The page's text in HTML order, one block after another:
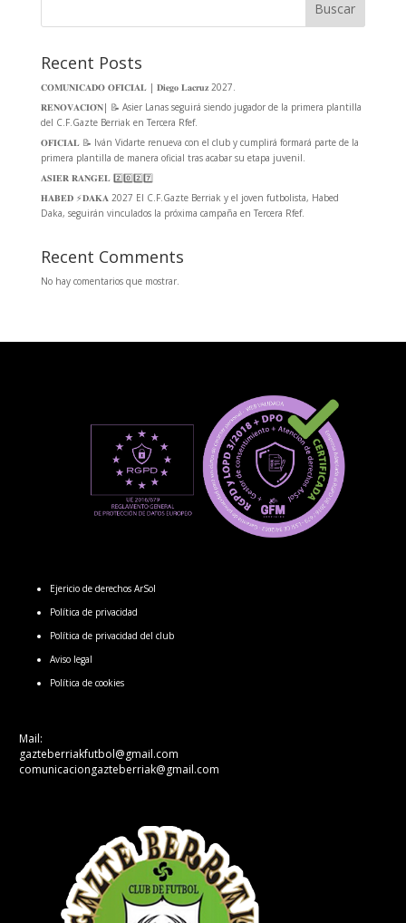
Buscar
Recent Posts
𝐂𝐎𝐌𝐔𝐍𝐈𝐂𝐀𝐃𝐎 𝐎𝐅𝐈𝐂𝐈𝐀𝐋 | 𝐃𝐢𝐞𝐠𝐨 𝐋𝐚𝐜𝐫𝐮𝐳 2027.
𝐑𝐄𝐍𝐎𝐕𝐀𝐂𝐈𝐎́𝐍| 📝 Asier Lanas seguirá siendo jugador de la primera plantilla
del C.F.Gazte Berriak en Tercera Rfef.
𝐎𝐅𝐈𝐂𝐈𝐀𝐋 📝 Iván Vidarte renueva con el club y cumplirá formará parte de la
primera plantilla de manera oficial tras acabar su etapa juvenil.
𝐀𝐒𝐈𝐄𝐑 𝐑𝐀𝐍𝐆𝐄𝐋 2️⃣0️⃣2️⃣7️⃣
𝐇𝐀𝐁𝐄𝐃 ⚡️𝐃𝐀𝐊𝐀 2027 El C.F.Gazte Berriak y el joven futbolista, Habed
Daka, seguirán vinculados la próxima campaña en Tercera Rfef.
Recent Comments
No hay comentarios que mostrar.
Ejericio de derechos ArSol
Política de privacidad
Política de privacidad del club
Aviso legal
Política de cookies
Mail:
gazteberriakfutbol@gmail.com
comunicaciongazteberriak@gmail.com